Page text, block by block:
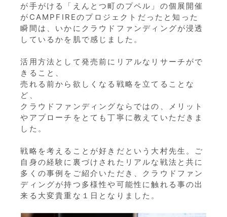
が手がける「えんとつ町のプペル」の個展開催
がCAMPFIREのプロジェクトだったと知った
瞬間は、いかにクラウドファンディングが浸透
しているかを肌で感じました。
活用方法として発売前にリアルなリサーチがで
きること、
売れる前から欲しくなる戦略を立てることな
ど、
クラウドファンディングならではの、メリット
やアプローチをとても丁寧に教えていただきま
した。
戦略を考えることが好きだという大村先生。ご
自身の経験に裏づけされたリアルな戦法と共に
多くの事例をご紹介いただき、クラウドファン
ディングが持つ多様性や可能性に触れる事の出
来る大変貴重な１日となりました。